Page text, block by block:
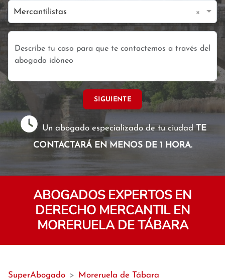
Mercantilistas ×
SIGUIENTE
Un abogado especializado de tu ciudadTE
CONTACTARÁ EN MENOS DE 1 HORA.
ABOGADOS EXPERTOS EN
DERECHO MERCANTIL EN
MORERUELA DE TÁBARA
SuperAbogado > Moreruela de Tábara